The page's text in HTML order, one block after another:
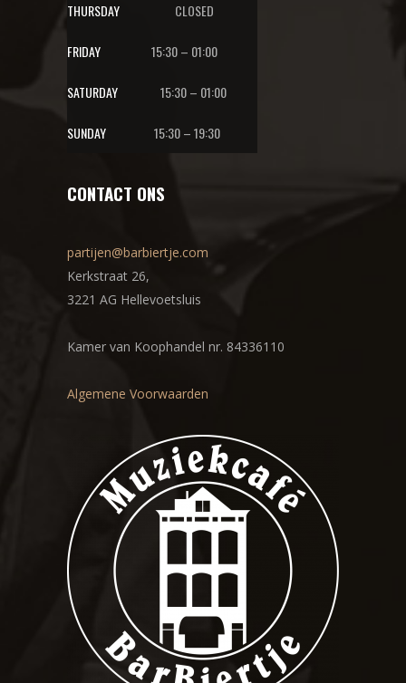
THURSDAY CLOSED
FRIDAY 15:30 – 01:00
SATURDAY 15:30 – 01:00
SUNDAY 15:30 – 19:30
CONTACT ONS
partijen@barbiertje.com
Kerkstraat 26,
3221 AG Hellevoetsluis
Kamer van Koophandel nr. 84336110
Algemene Voorwaarden